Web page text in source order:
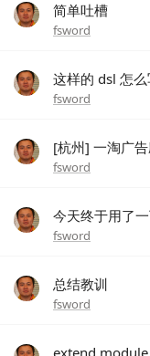
简单吐槽
fsword
这样的 dsl 怎么
fsword
[杭州] 一淘广
fsword
今天终于用了
fsword
总结教训
fsword
extend